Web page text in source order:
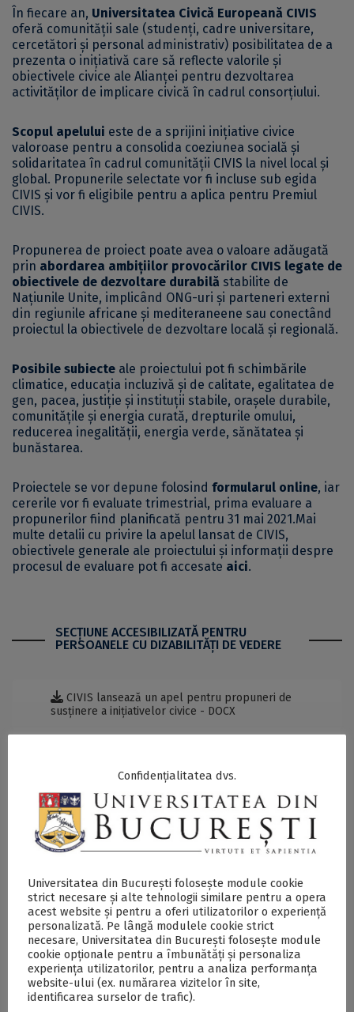
În fiecare an, Universitatea Civică Europeană CIVIS
oferă comunității sale (studenți, cadre universitare,
cercetători și personal administrativ) posibilitatea de a
prezenta o inițiativă care să reflecte valorile și
obiectivele civice ale Alianței pentru dezvoltarea
activităților de implicare civică în cadrul consorțiului.
Scopul apelului este de a sprijini inițiative civice
valoroase pentru a consolida coeziunea socială și
solidaritatea în cadrul comunității CIVIS la nivel local și
global. Propunerile selectate vor fi incluse sub egida
CIVIS și vor fi eligibile pentru a aplica pentru Premiul
CIVIS.
Propunerea de proiect poate avea o valoare adăugată
prin abordarea ambițiilor provocărilor CIVIS legate de
obiectivele de dezvoltare durabilă stabilite de
Națiunile Unite, implicând ONG-uri și parteneri externi
din regiunile africane și mediteraneene sau conectând
proiectul la obiectivele de dezvoltare locală și regională.
Posibile subiecte ale proiectului pot fi schimbările
climatice, educația incluzivă și de calitate, egalitatea de
gen, pacea, justiție și instituții stabile, orașele durabile,
comunitățile și energia curată, drepturile omului,
reducerea inegalității, energia verde, sănătatea și
bunăstarea.
Proiectele se vor depune folosind formularul online, iar
cererile vor fi evaluate trimestrial, prima evaluare a
propunerilor fiind planificată pentru 31 mai 2021.Mai
multe detalii cu privire la apelul lansat de CIVIS,
obiectivele generale ale proiectului și informații despre
procesul de evaluare pot fi accesate aici.
SECŢIUNE ACCESIBILIZATĂ PENTRU
PERSOANELE CU DIZABILITĂŢI DE VEDERE
CIVIS lansează un apel pentru propuneri de
susținere a inițiativelor civice - DOCX
Postări Asemănătoare:
CIVIS lansează al
treilea apel pentru
propuneri de
activități în cadrul
Hub-ului Climă,
mediu, energie
CIVIS lansează apel
pentru propuneri de
activități în cadrul
Hub-ului Orașe,
teritorii, mobilitate
Confidențialitatea dvs.
Universitatea din București folosește module cookie
strict necesare și alte tehnologii similare pentru a opera
acest website și pentru a oferi utilizatorilor o experiență
personalizată. Pe lângă modulele cookie strict
necesare, Universitatea din București folosește module
cookie opționale pentru a îmbunătăți și personaliza
experiența utilizatorilor, pentru a analiza performanța
website-ului (ex. numărarea vizitelor în site,
identificarea surselor de trafic).